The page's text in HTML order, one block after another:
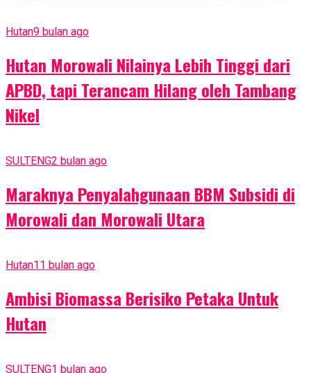
Hutan9 bulan ago
Hutan Morowali Nilainya Lebih Tinggi dari
APBD, tapi Terancam Hilang oleh Tambang
Nikel
SULTENG2 bulan ago
Maraknya Penyalahgunaan BBM Subsidi di
Morowali dan Morowali Utara
Hutan11 bulan ago
Ambisi Biomassa Berisiko Petaka Untuk
Hutan
SULTENG1 bulan ago